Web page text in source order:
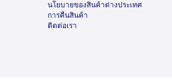
นโยบายของสินค้าต่างประเทศ
การคืนสินค้า
ติดต่อเรา